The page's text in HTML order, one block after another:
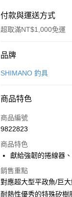
付款與運送方式
超取滿NT$1,000免運
付款方式
信用卡一次付款
合作金庫商業銀行
華南商業銀行
上海商業儲蓄銀行
國泰世華商業銀行
匯豐（台灣）商業銀行
聯邦商業銀行
元大商業銀行
6 期 0 利率 每期
華南商業銀行
上海商業儲蓄銀行
國泰世華商業銀行
臺灣中小企業銀行
LINE Pay
Apple Pay
悠遊付
Google Pay
品牌
SHIMANO 釣具
商品特色
商品編號
9822823
商品特色
獻給強韌的捲線器
銷售重點
對應超大型平政魚/巨
耐熱性優秀的特殊矽樹